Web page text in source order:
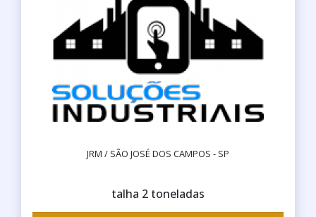
JRM / SÃO JOSÉ DOS CAMPOS - SP
talha 2 toneladas